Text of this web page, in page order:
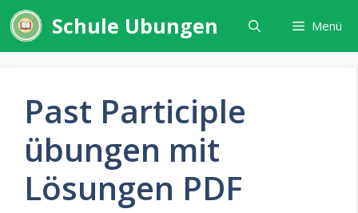
Zum
Inhalt
springen
Schule Ubungen Menü
Past Participle
übungen mit
Lösungen PDF